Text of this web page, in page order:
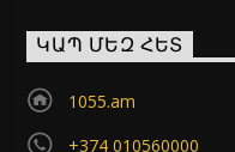
ԿԱՊ ՄԵԶ ՀԵՏ
1055.am
+374 010560000